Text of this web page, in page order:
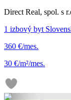
Direct Real, spol. s
1 izbový byt
360 €/mes.
30 €/m²/mes.